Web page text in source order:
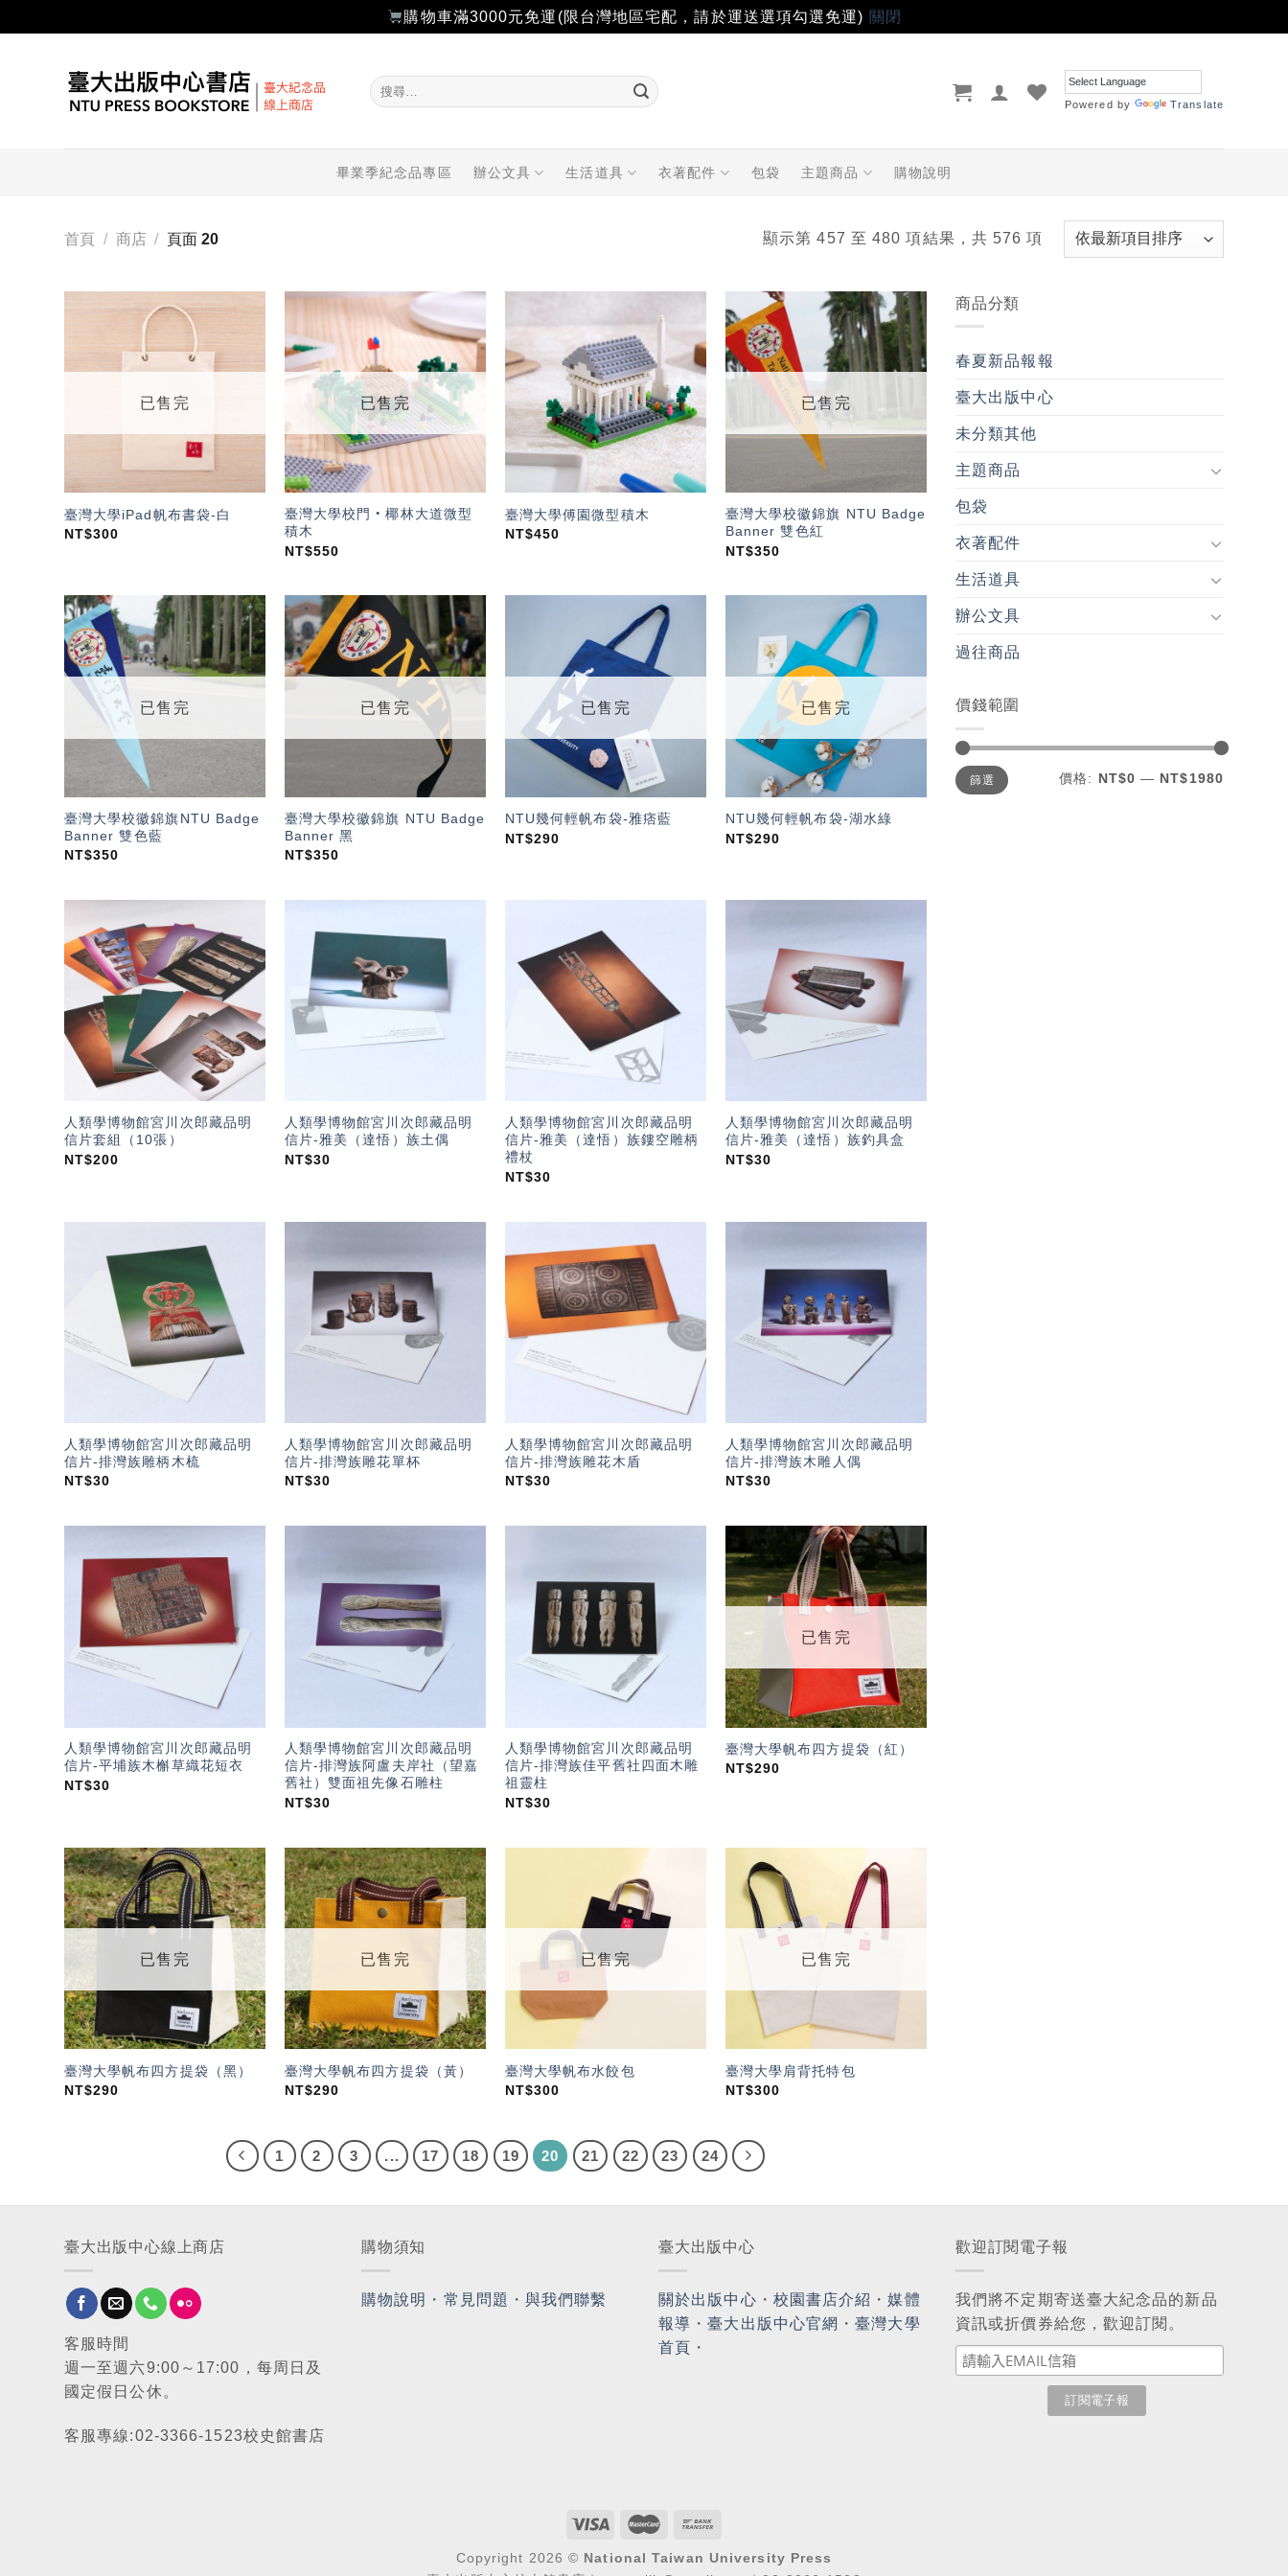
購物車滿3000元免運(限台灣地區宅配，請於運送選項勾選免運) 關閉
搜
尋
Powered by Translate
畢業季紀念品專區 辦公文具 生活道具 衣著配件 包袋 主題商品 購物說明
首頁 / 商店 / 頁面 20 顯示第 457 至 480 項結果，共 576 項
望輕
已售完
臺灣大學iPad帆布書袋-白
NT$300
加入
望輕
已售完
臺灣大學校門‧椰林大道微型
積木
NT$550
「願
望輕
單」
臺灣大學傅園微型積木
NT$450
加入
「願
望輕
已售完
臺灣大學校徽錦旗 NTU Badge
Banner 雙色紅
NT$350
加入
「願
望輕
已售完
臺灣大學校徽錦旗NTU Badge
Banner 雙色藍
NT$350
加入
「願
望輕
已售完
臺灣大學校徽錦旗 NTU Badge
Banner 黑
NT$350
望輕
單」
已售完
NTU幾何輕帆布袋-雅痞藍
NT$290
望輕
已售完
NTU幾何輕帆布袋-湖水綠
NT$290
加入
「願
望輕
單」
人類學博物館宮川次郎藏品明
信片套組（10張）
NT$200
「願
望輕
單」
人類學博物館宮川次郎藏品明
信片-雅美（達悟）族土偶
NT$30
人類學博物館宮川次郎藏品明
信片-雅美（達悟）族鏤空雕柄
禮杖
NT$30
「願
望輕
單」
人類學博物館宮川次郎藏品明
信片-雅美（達悟）族釣具盒
NT$30
望輕
單」
人類學博物館宮川次郎藏品明
信片-排灣族雕柄木梳
NT$30
人類學博物館宮川次郎藏品明
信片-排灣族雕花單杯
NT$30
「願
望輕
單」
人類學博物館宮川次郎藏品明
信片-排灣族雕花木盾
NT$30
「願
望輕
單」
人類學博物館宮川次郎藏品明
信片-排灣族木雕人偶
NT$30
加入
「願
望輕
單」
人類學博物館宮川次郎藏品明
信片-平埔族木槲草織花短衣
NT$30
人類學博物館宮川次郎藏品明
信片-排灣族阿盧夫岸社（望嘉
舊社）雙面祖先像石雕柱
NT$30
人類學博物館宮川次郎藏品明
信片-排灣族佳平舊社四面木雕
祖靈柱
NT$30
加入
「願
望輕
已售完
臺灣大學帆布四方提袋（紅）
NT$290
加入
「願
望輕
已售完
臺灣大學帆布四方提袋（黑）
NT$290
加入
「願
望輕
已售完
臺灣大學帆布四方提袋（黃）
NT$290
「願
望輕
已售完
臺灣大學帆布水餃包
NT$300
加入
望輕
單」
已售完
臺灣大學肩背托特包
NT$300
1 2 3 ... 17 18 19 20 21 22 23 24
商品分類
春夏新品報報
臺大出版中心
未分類其他
主題商品
包袋
衣著配件
生活道具
辦公文具
過往商品
價錢範圍
最
低
價
最
高
價
篩選 價格: NT$0 — NT$1980
臺大出版中心線上商店
客服時間
週一至週六9:00～17:00，每周日及
國定假日公休。
客服專線:02-3366-1523校史館書店
購物須知
購物說明 ・ 常見問題 ・與我們聯繫
臺大出版中心
關於出版中心 ・ 校園書店介紹 ・媒體
報導 ・臺大出版中心官網 ・臺灣大學
首頁 ・
歡迎訂閱電子報
我們將不定期寄送臺大紀念品的新品
資訊或折價券給您，歡迎訂閱。
Copyright 2026 © National Taiwan University Press